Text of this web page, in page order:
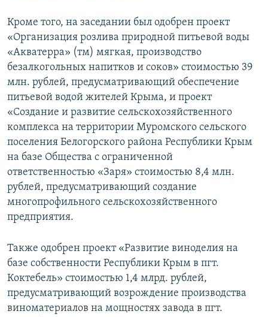
Кроме того, на заседании был одобрен проект
«Организация розлива природной питьевой воды
«Акватерра» (тм) мягкая, производство
безалкогольных напитков и соков» стоимостью 39
млн. рублей, предусматривающий обеспечение
питьевой водой жителей Крыма, и проект
«Создание и развитие сельскохозяйственного
комплекса на территории Муромского сельского
поселения Белогорского района Республики Крым
на базе Общества с ограниченной
ответственностью «Заря» стоимостью 8,4 млн.
рублей, предусматривающий создание
многопрофильного сельскохозяйственного
предприятия.
Также одобрен проект «Развитие виноделия на
базе собственности Республики Крым в пгт.
Коктебель» стоимостью 1,4 млрд. рублей,
предусматривающий возрождение производства
виноматериалов на мощностях завода в пгт.